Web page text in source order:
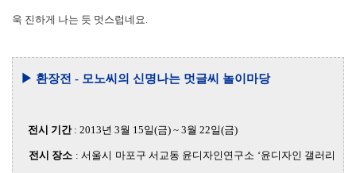
욱 진하게 나는 듯 멋스럽네요.
▶ 환장전 - 모노씨의 신명나는 멋글씨 놀이마당
전시 기간: 2013년 3월 15일(금) ~ 3월 22일(금)
전시 장소 : 서울시 마포구 서교동 윤디자인연구소 ‘윤디자인 갤러리